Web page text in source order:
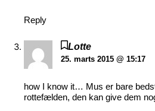
Reply
Lotte
25. marts 2015 @ 15:17
how I know it… Mus er bare
rottefælden, den kan give dem